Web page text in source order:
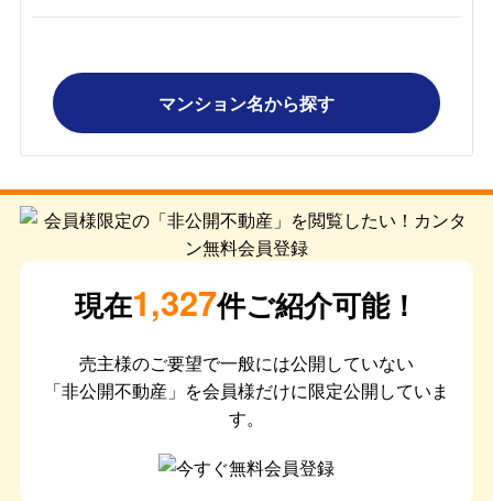
マンション名から探す
現在1,327件ご紹介可能！
売主様のご要望で一般には公開していない
「非公開不動産」を会員様だけに限定公開していま
す。